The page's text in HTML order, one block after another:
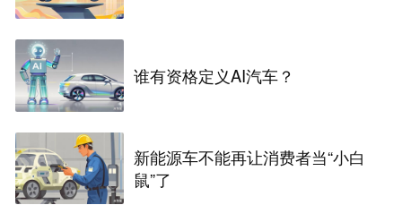
谁有资格定义AI汽车？
新能源车不能再让消费者当“小白
鼠”了